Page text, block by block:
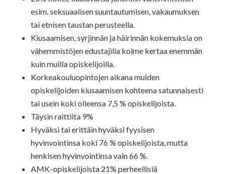
esim. seksuaalisen suuntautumisen, vakaumuksen
tai etnisen taustan perusteella.
Kiusaamisen, syrjinnän ja häirinnän kokemuksia on
vähemmistöjen edustajilla kolme kertaa enemmän
kuin muilla opiskelijoilla.
Korkeakouluopintojen aikana muiden
opiskelijoiden kiusaamisen kohteena satunnaisesti
tai usein koki olleensa 7,5 % opiskelijoista.
Täysin raittiita 9%
Hyväksi tai erittäin hyväksi fyysisen
hyvinvointinsa koki 76 % opiskelijoista, mutta
henkisen hyvinvointinsa vain 66 %.
AMK-opiskelijoista 21% perheellisiä